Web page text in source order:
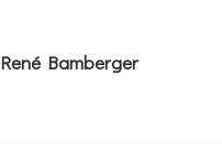
René Bamberger